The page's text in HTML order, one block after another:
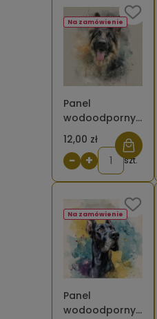
Panel
wodoodporny
Owczarek
niemiecki
długowłosy 1
malowany [6-
12,00 zł
Na zamówienie
− + szt.
Panel
wodoodporny
Na zamówienie